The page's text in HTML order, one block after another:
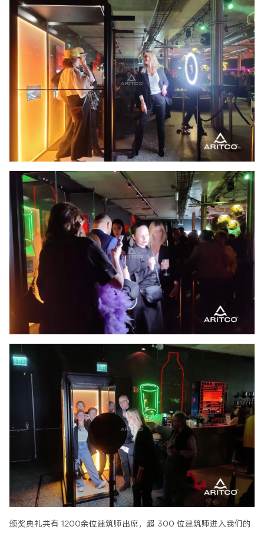
颁奖典礼共有 1200余位建筑师出席，超 300 位建筑师进入我们的